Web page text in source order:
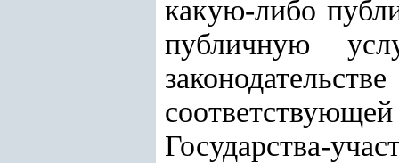
какую-либо
публичную
Государства-